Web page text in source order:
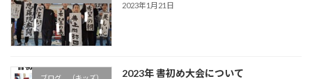
2023年1月21日
2023年 書初め大会について